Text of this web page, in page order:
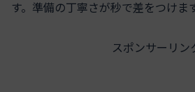
す。準備の丁寧さが秒で差をつけま
スポンサーリン